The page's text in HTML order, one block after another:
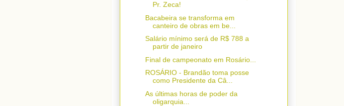
Pr. Zeca!
Bacabeira se transforma em
canteiro de obras em be...
Salário mínimo será de R$ 788 a
partir de janeiro
Final de campeonato em Rosário...
ROSÁRIO - Brandão toma posse
como Presidente da Câ...
As últimas horas de poder da
oligarquia...